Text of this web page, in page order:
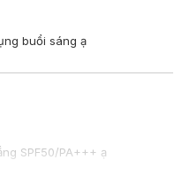
buổi sáng ạ
SPF50/PA+++ ạ